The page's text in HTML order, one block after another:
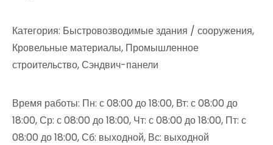
Категория: Быстровозводимые здания / сооружения,
Кровельные материалы, Промышленное
строительство, Сэндвич-панели
Время работы: Пн: с 08:00 до 18:00, Вт: с 08:00 до
18:00, Ср: с 08:00 до 18:00, Чт: с 08:00 до 18:00, Пт: с
08:00 до 18:00, Сб: выходной, Вс: выходной